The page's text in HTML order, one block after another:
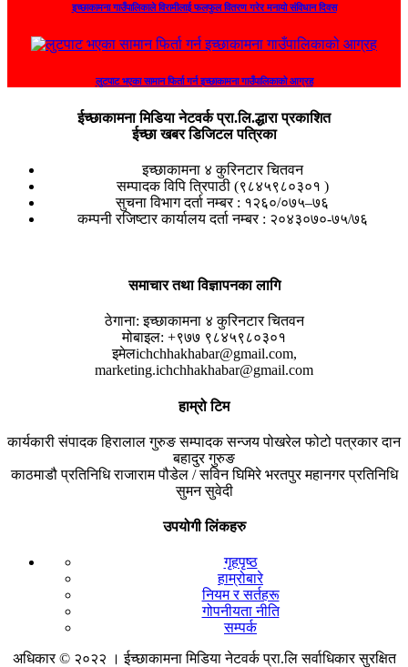
इच्छाकामना गाउँपालिकाले विरामीलाई फलफुल वितरण गरेर मनायो संविधान दिवस
लुटपाट भएका सामान फिर्ता गर्न इच्छाकामना गाउँपालिकाको आग्रह
ईच्छाकामना मिडिया नेटवर्क प्रा.लि.द्धारा प्रकाशित
ईच्छा खबर डिजिटल पत्रिका
इच्छाकामना ४ कुरिनटार चितवन
सम्पादक विपि त्रिपाठी (९८४५९८०३०१ )
सुचना विभाग दर्ता नम्बर : १२६०/०७५–७६
कम्पनी रजिष्टार कार्यालय दर्ता नम्बर : २०४३०७०-७५/७६
समाचार तथा विज्ञापनका लागि
ठेगाना: इच्छाकामना ४ कुरिनटार चितवन
मोबाइल: +९७७ ९८४५९८०३०१
इमेलichchhakhabar@gmail.com,
marketing.ichchhakhabar@gmail.com
हाम्रो टिम
कार्यकारी संपादकहिरालाल गुरुङसम्पादकसन्जय पोखरेलफोटो पत्रकारदान
बहादुर गुरुङ
काठमाडौ प्रतिनिधिराजाराम पौडेल / सविन घिमिरेभरतपुर महानगर प्रतिनिधि
सुमन सुवेदी
उपयोगी लिंकहरु
गृहपृष्ठ
हाम्रोबारे
नियम र सर्तहरू
गोपनीयता नीति
सम्पर्क
अधिकार © २०२२ । ईच्छाकामना मिडिया नेटवर्क प्रा.लि सर्वाधिकार सुरक्षित